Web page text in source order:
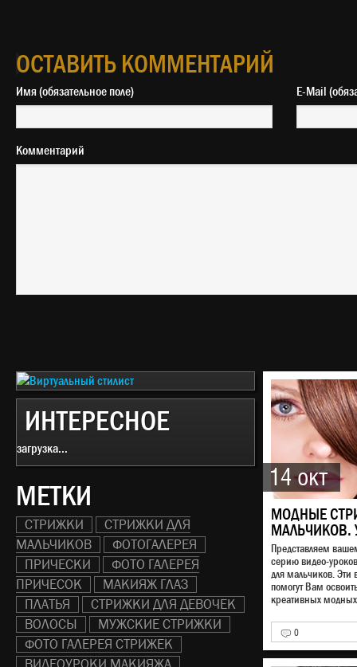
ОСТАВИТЬ КОММЕНТАРИЙ
Имя (обязательное поле) E-Mail
Комментарий
ИНТЕРЕСНОЕ
загрузка...
МЕТКИ
СТРИЖКИ
СТРИЖКИ ДЛЯ
МАЛЬЧИКОВ
ФОТОГАЛЕРЕЯ
ПРИЧЕСКИ
ФОТО ГАЛЕРЕЯ
ПРИЧЕСОК
МАКИЯЖ ГЛАЗ
ПЛАТЬЯ
СТРИЖКИ ДЛЯ ДЕВОЧЕК
ВОЛОСЫ
МУЖСКИЕ СТРИЖКИ
ФОТО ГАЛЕРЕЯ СТРИЖЕК
14 окт
МОДНЫЕ
МАЛЬЧИКОВ.
Представляем
серию видео-
для мальчиков. Эти
помогут Вам
креативных
0